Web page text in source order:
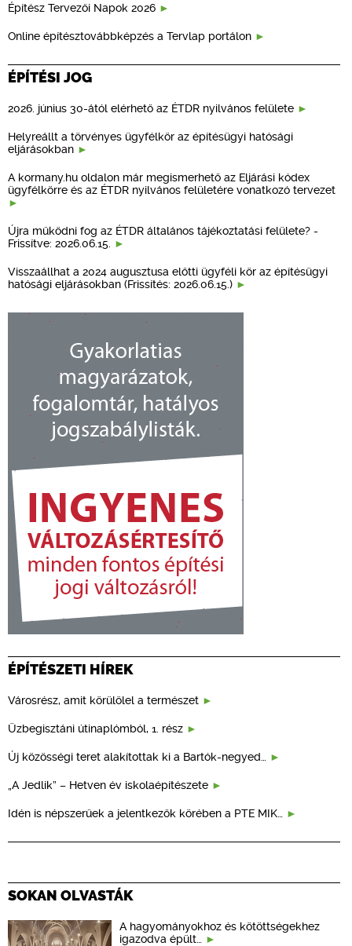
Építész Tervezői Napok 2026
Online építésztovábbképzés a Tervlap portálon
ÉPÍTÉSI JOG
2026. június 30-ától elérhető az ÉTDR nyilvános felülete
Helyreállt a törvényes ügyfélkör az építésügyi hatósági
eljárásokban
A kormany.hu oldalon már megismerhető az Eljárási kódex
ügyfélkörre és az ÉTDR nyilvános felületére vonatkozó tervezet
Újra működni fog az ÉTDR általános tájékoztatási felülete? -
Frissítve: 2026.06.15.
Visszaállhat a 2024 augusztusa előtti ügyféli kör az építésügyi
hatósági eljárásokban (Frissítés: 2026.06.15.)
ÉPÍTÉSZETI HÍREK
Városrész, amit körülölel a természet
Üzbegisztáni útinaplómból, 1. rész
Új közösségi teret alakítottak ki a Bartók-negyed…
„A Jedlik” – Hetven év iskolaépítészete
Idén is népszerűek a jelentkezők körében a PTE MIK…
SOKAN OLVASTÁK
A hagyományokhoz és kötöttségekhez
igazodva épült…